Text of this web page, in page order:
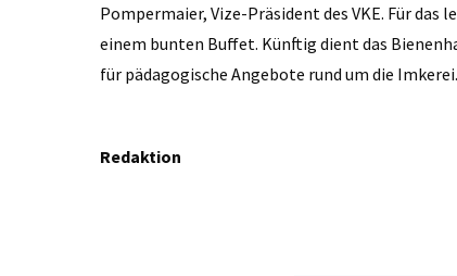
Pompermaier, Vize-Präsident des VKE. Für
einem bunten Buffet. Künftig dient das
für pädagogische Angebote rund um die Imkerei.
Redaktion